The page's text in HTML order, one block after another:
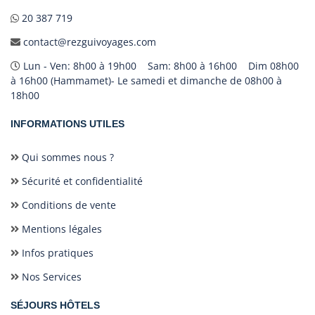
20 387 719
contact@rezguivoyages.com
Lun - Ven: 8h00 à 19h00 Sam: 8h00 à 16h00 Dim 08h00
à 16h00 (Hammamet)- Le samedi et dimanche de 08h00 à
18h00
INFORMATIONS UTILES
Qui sommes nous ?
Sécurité et confidentialité
Conditions de vente
Mentions légales
Infos pratiques
Nos Services
SÉJOURS HÔTELS